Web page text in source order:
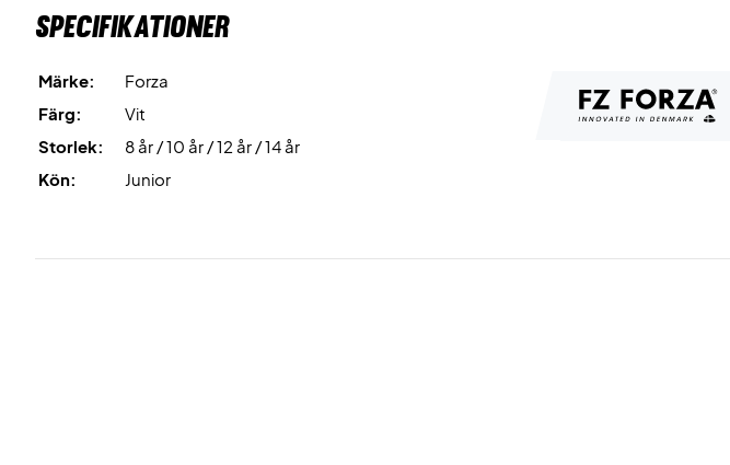
Specifikationer
Märke:
Forza
Färg:
Vit
Storlek:
8 år / 10 år / 12 år / 14 år
Kön:
Junior